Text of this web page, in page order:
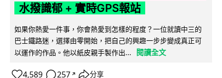
水撥識郁 + 實時GPS報站
如果你熱愛一件事，你會熱愛到怎樣的程度？一位就讀中三的
巴士鐵路迷，選擇由零開始，把自己的興趣一步步變成真正可
以運作的作品。他以紙皮親手製作出...
閱讀全文
4,589 257 ↗ 分享